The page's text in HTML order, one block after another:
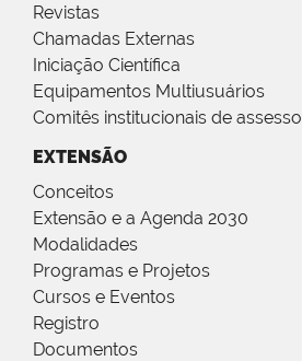
Revistas
Chamadas Externas
Iniciação Científica
Equipamentos Multiusuários
Comitês institucionais de
EXTENSÃO
Conceitos
Extensão e a Agenda 2030
Modalidades
Programas e Projetos
Cursos e Eventos
Registro
Documentos